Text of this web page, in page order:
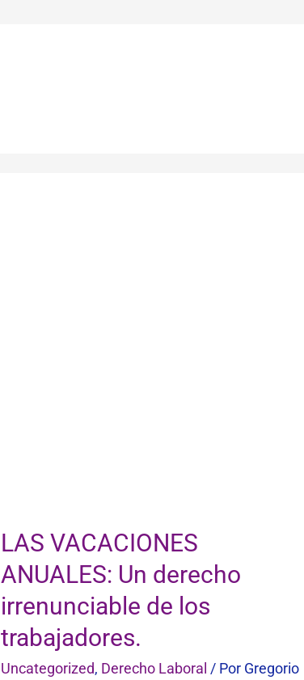
LAS VACACIONES
ANUALES: Un derecho
irrenunciable de los
trabajadores.
Uncategorized, Derecho Laboral / Por Gregorio